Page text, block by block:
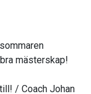
mästerskap!
/ Coach Johan